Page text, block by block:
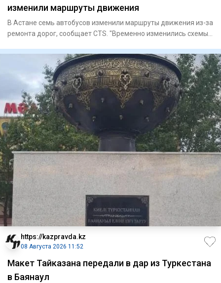
изменили маршруты движения
В Астане семь автобусов изменили маршруты движения из-за
ремонта дорог, сообщает CTS. "Временно изменились схемы
https://kazpravda.kz
08 Августа 2026 11:52
Макет Тайказана передали в дар из Туркестана
в Баянаул